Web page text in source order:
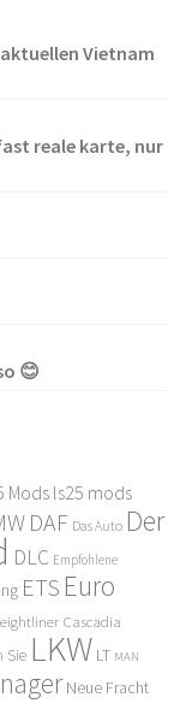
Vietnam
reale karte, nur
😊
Mods ls25 mods
DAF Das Auto Der
DLC Empfohlene
ETS Euro
Cascadia
Sie LKW LT MAN
Neue Fracht